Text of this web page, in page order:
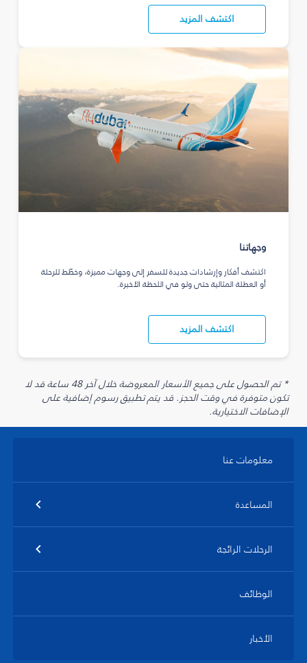
اكتشف المزيد
وجهاتنا
اكتشف أفكار وإرشادات جديدة للسفر إلى وجهات مميزة، وخطّط للرحلة
أو العطلة المثالية حتى ولو في اللحظة الأخيرة.
اكتشف المزيد
* تم الحصول على جميع الأسعار المعروضة خلال آخر 48 ساعة قد لا
تكون متوفرة في وقت الحجز. قد يتم تطبيق رسوم إضافية على
الإضافات الاختيارية.
معلومات عنا
المساعدة
الرحلات الرائجة
الوظائف
الأخبار